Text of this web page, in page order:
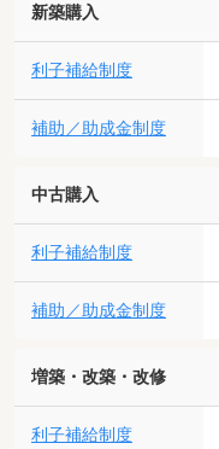
新築購入
利子補給制度
補助／助成金制度
中古購入
利子補給制度
補助／助成金制度
増築・改築・改修
利子補給制度